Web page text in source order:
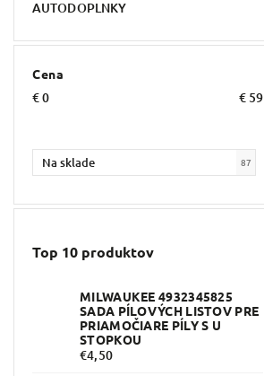
AUTODOPLNKY
Cena
€0 € 59
Na sklade 87
Top 10 produktov
MILWAUKEE 4932345825
SADA PÍLOVÝCH LISTOV PRE
PRIAMOČIARE PÍLY S U
STOPKOU
€4,50